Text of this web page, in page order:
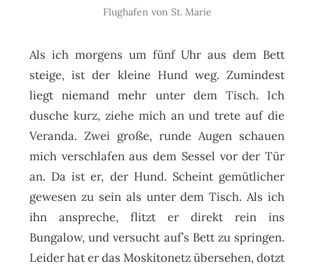
Flughafen von St. Marie
Als ich morgens um fünf Uhr aus dem Bett
steige, ist der kleine Hund weg. Zumindest
liegt niemand mehr unter dem Tisch. Ich
dusche kurz, ziehe mich an und trete auf die
Veranda. Zwei große, runde Augen schauen
mich verschlafen aus dem Sessel vor der Tür
an. Da ist er, der Hund. Scheint gemütlicher
gewesen zu sein als unter dem Tisch. Als ich
ihn anspreche, flitzt er direkt rein ins
Bungalow, und versucht auf’s Bett zu springen.
Leider hat er das Moskitonetz übersehen, dotzt